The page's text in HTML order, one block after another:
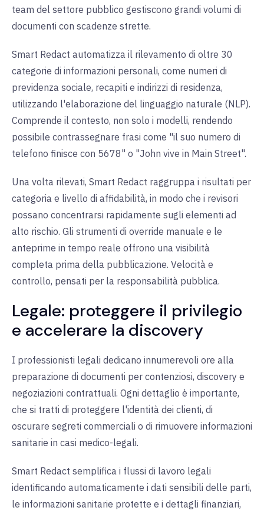
team del settore pubblico gestiscono grandi volumi di
documenti con scadenze strette.
Smart Redact automatizza il rilevamento di oltre 30
categorie di informazioni personali, come numeri di
previdenza sociale, recapiti e indirizzi di residenza,
utilizzando l'elaborazione del linguaggio naturale (NLP).
Comprende il contesto, non solo i modelli, rendendo
possibile contrassegnare frasi come "il suo numero di
telefono finisce con 5678" o "John vive in Main Street".
Una volta rilevati, Smart Redact raggruppa i risultati per
categoria e livello di affidabilità, in modo che i revisori
possano concentrarsi rapidamente sugli elementi ad
alto rischio. Gli strumenti di override manuale e le
anteprime in tempo reale offrono una visibilità
completa prima della pubblicazione. Velocità e
controllo, pensati per la responsabilità pubblica.
Legale: proteggere il privilegio
e accelerare la discovery
I professionisti legali dedicano innumerevoli ore alla
preparazione di documenti per contenziosi, discovery e
negoziazioni contrattuali. Ogni dettaglio è importante,
che si tratti di proteggere l'identità dei clienti, di
oscurare segreti commerciali o di rimuovere informazioni
sanitarie in casi medico-legali.
Smart Redact semplifica i flussi di lavoro legali
identificando automaticamente i dati sensibili delle parti,
le informazioni sanitarie protette e i dettagli finanziari,